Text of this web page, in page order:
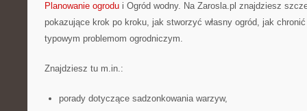
Planowanie ogrodu i Ogród wodny. Na Zarosla.pl znajdziesz
pokazujące krok po kroku, jak stworzyć własny ogród, jak
typowym problemom ogrodniczym.
Znajdziesz tu m.in.:
porady dotyczące sadzonkowania warzyw,